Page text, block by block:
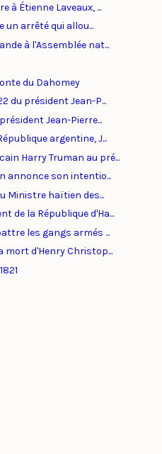
à Étienne Laveaux, ...
un arrêté qui allou...
à l'Assemblée nat...
du Dahomey
du président Jean-P...
Jean-Pierre...
argentine, J...
Harry Truman au pré...
annonce son intentio...
Ministre haïtien des...
de la République d'Ha...
les gangs armés ...
mort d'Henry Christop...